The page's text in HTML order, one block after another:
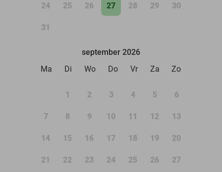
24 25 26 27 28 29 30
31
september 2026
Ma
Di Wo Do Vr Za Zo
1 2 3 4 5 6
7 8 9 10 11 12 13
14 15 16 17 18 19 20
21 22 23 24 25 26 27